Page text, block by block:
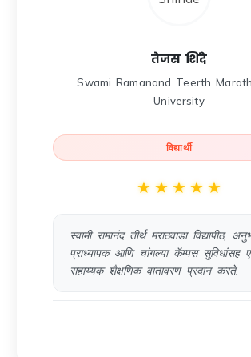
तेजस शिंदे
Swami Ramanand Teerth
University
विद्यार्थी
★
★
★
★
★
स्वामी रामानंद तीर्थ मराठवाडा विद्यापीठ,
प्राध्यापक आणि चांगल्या कॅम्पस सुविधांसह
सहाय्यक शैक्षणिक वातावरण प्रदान करते.